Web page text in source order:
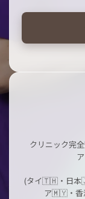
クリニック完
(タイ🇹🇭・日
ア🇲🇾・香